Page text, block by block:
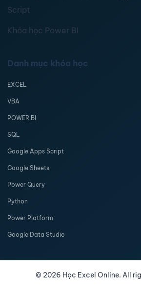
Script
Khóa học Power BI
Danh mục khóa học
EXCEL
VBA
POWER BI
SQL
Google Apps Script
Google Sheets
Power Query
Python
Power Platform
Google Data Studio
© 2026 Học Excel Online. All